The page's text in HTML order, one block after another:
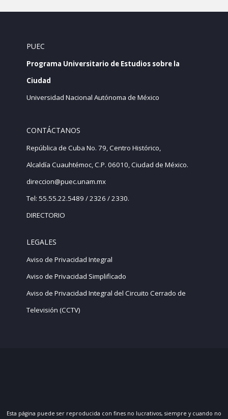
PUEC
Programa Universitario de Estudios sobre la
Ciudad
Universidad Nacional Autónoma de México
CONTÁCTANOS
República de Cuba No. 79, Centro Histórico,
Alcaldía Cuauhtémoc, C.P. 06010, Ciudad de México.
direccion@puec.unam.mx
Tel: 55.55.22.5489 / 2326 / 2330.
DIRECTORIO
LEGALES
Aviso de Privacidad Integral
Aviso de Privacidad Simplificado
Aviso de Privacidad Integral del Circuito Cerrado de
Televisión (CCTV)
Esta página puede ser reproducida con fines no lucrativos, siempre y cuando no